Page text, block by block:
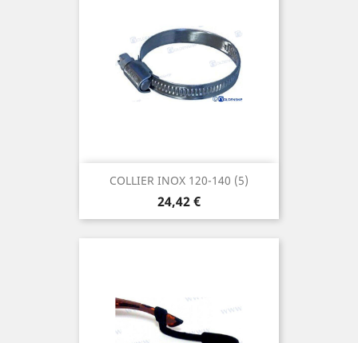
COLLIER INOX 120-140 (5)
Prix
24,42 €